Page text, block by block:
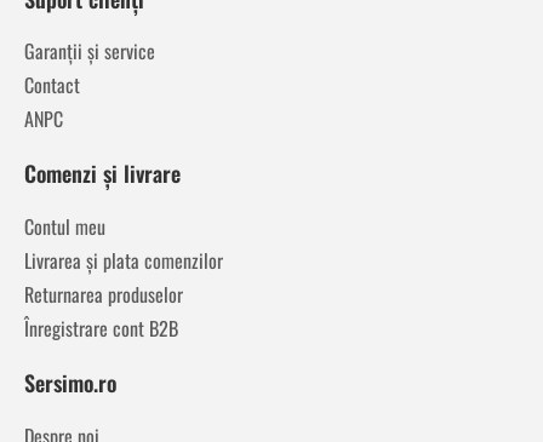
Garanții și service
Contact
ANPC
Comenzi și livrare
Contul meu
Livrarea și plata comenzilor
Returnarea produselor
Înregistrare cont B2B
Sersimo.ro
Despre noi